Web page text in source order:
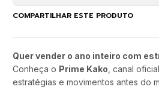
COMPARTILHAR ESTE PRODUTO
Quer vender o ano inteiro com
Conheça o Prime Kako , canal
estratégias e movimentos antes do